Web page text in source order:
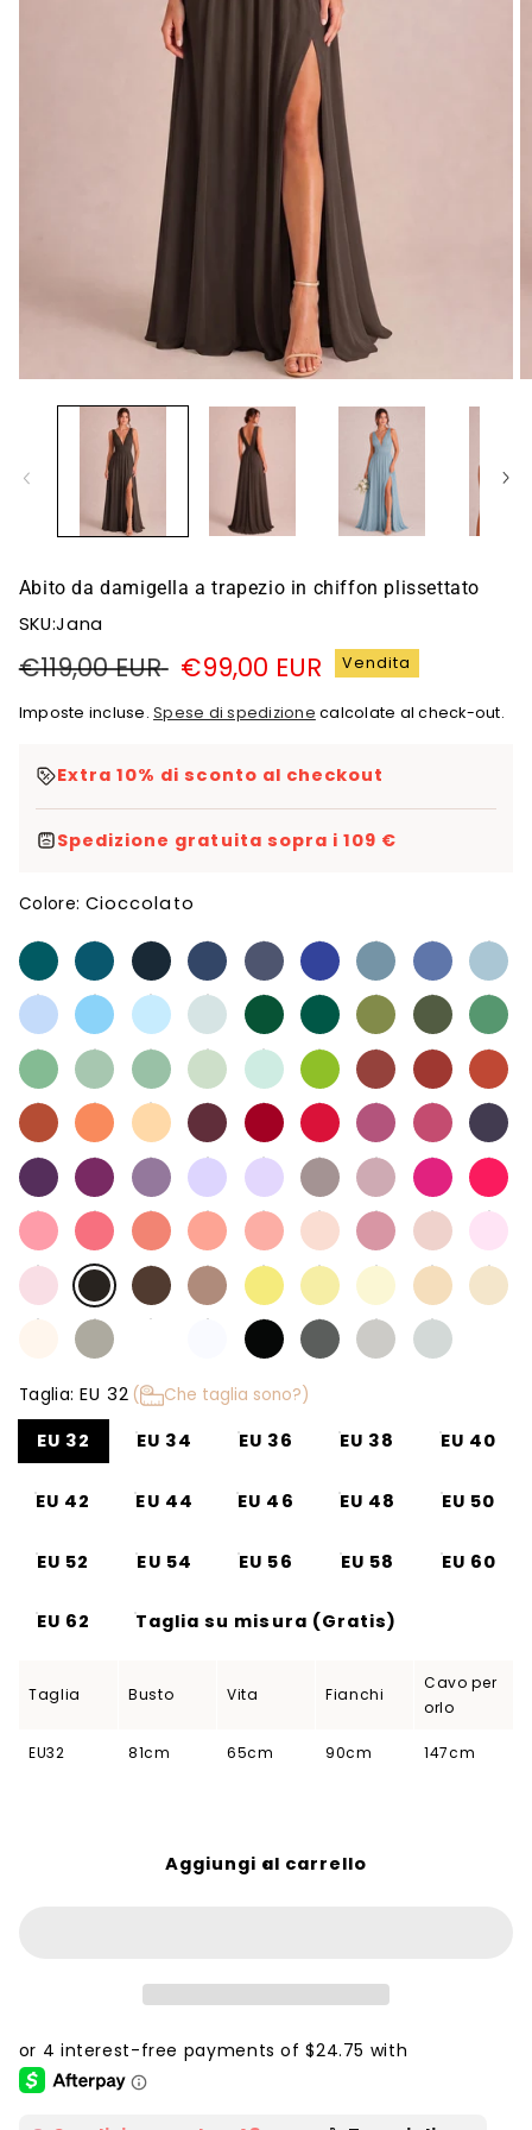
Abito da damigella a trapezio in chiffon plissettato
SKU:Jana
Prezzo
di
€119,00 EUR Prezzo
di
€99,00 EUR Vendita
Imposte incluse.Spese di spedizione calcolate al check-out.
Extra 10% di sconto al checkout
Spedizione gratuita sopra i 109 €
Colore:Cioccolato
Taglia:EU 32 ( Che taglia sono?)
EU 32 EU 34 EU 36 EU 38 EU 40
EU 42 EU 44 EU 46 EU 48 EU 50
EU 52 EU 54 EU 56 EU 58 EU 60
EU 62 Taglia su misura (Gratis)
Taglia Busto Vita Fianchi
Cavo per
orlo
EU32 81cm 65cm 90cm 147cm
Aggiungi al carrello